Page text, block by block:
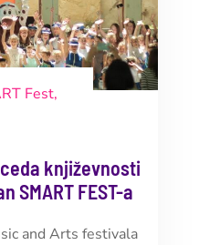
književnosti
SMART FEST-a
Fest,
and Arts festivala